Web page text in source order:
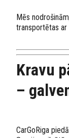
Mēs
transportētas ar
Kravu
–
CarGoRiga